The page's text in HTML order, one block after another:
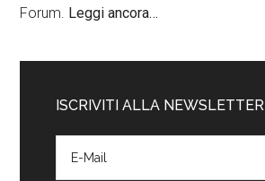
Forum. Leggi ancora…
ISCRIVITI ALLA NEWSLETTER